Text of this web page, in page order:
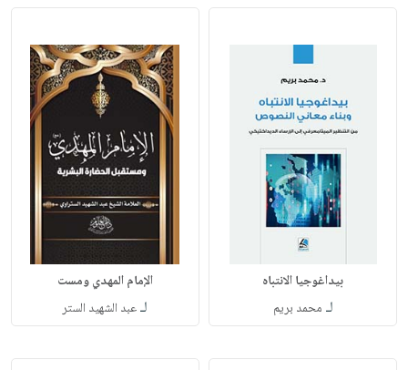
بيداغوجيا الانتباه
لـ محمد بريم
الإمام المهدي ومست
لـعبد الشهيد الستر